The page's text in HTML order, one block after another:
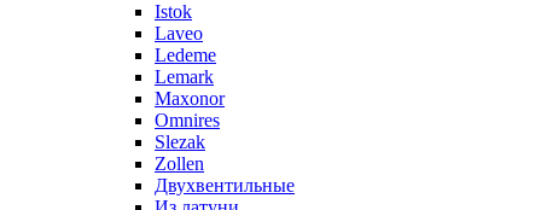
Istok
Laveo
Ledeme
Lemark
Maxonor
Omnires
Slezak
Zollen
Двухвентильные